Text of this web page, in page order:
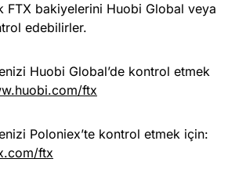
FTX bakiyelerini Huobi Global veya
edebilirler.
Huobi Global’de kontrol etmek
ftx
Poloniex’te kontrol etmek için:
ftx